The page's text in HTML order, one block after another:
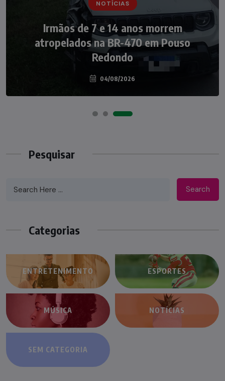
NOTÍCIAS
Irmãos de 7 e 14 anos morrem
atropelados na BR-470 em Pouso
Redondo
04/08/2026
NOTÍCIAS
Nádia Menegazzi leva o nome de Taió ao
palco do Programa Silvio Santos
07/08/2026
Pesquisar
Search
Categorias
ENTRETENIMENTO ESPORTES
MÚSICA NOTÍCIAS
SEM CATEGORIA